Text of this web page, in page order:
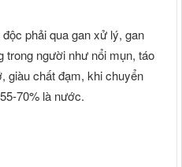
phải qua gan xử lý, gan
trong người như nổi mụn, táo
giàu chất đạm, khi chuyển
70% là nước.